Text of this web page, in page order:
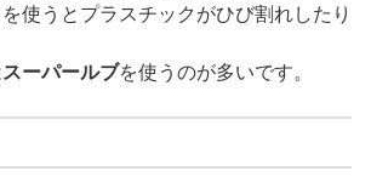
使うとプラスチックがひび割れしたり
スーパールブを使うのが多いです。